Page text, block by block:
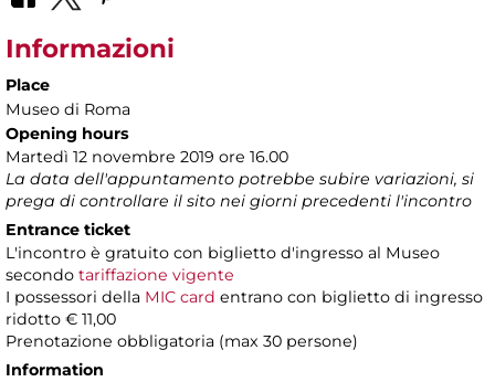
Informazioni
Place
Museo di Roma
Opening hours
Martedì 12 novembre 2019 ore 16.00
La data dell'appuntamento potrebbe subire variazioni, si
prega di controllare il sito nei giorni precedenti l'incontro
Entrance ticket
L'incontro è gratuito con biglietto d'ingresso al Museo
secondo tariffazione vigente
I possessori della MIC card entrano con biglietto di ingresso
ridotto € 11,00
Prenotazione obbligatoria (max 30 persone)
Information